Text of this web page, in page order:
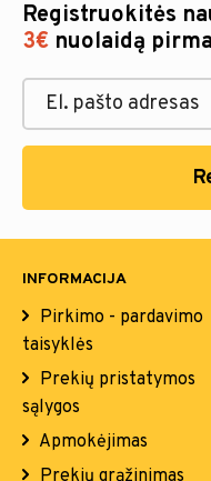
Registruokitės
3€ nuolaidą
INFORMACIJA
Pirkimo - pardavimo
taisyklės
Prekių pristatymos
sąlygos
Apmokėjimas
Prekių grąžinimas